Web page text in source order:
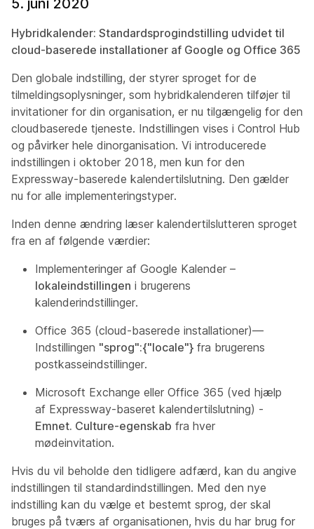
Hybridkalender: Standardsprogindstilling udvidet til
cloud-baserede installationer af Google og Office 365
Den globale indstilling, der styrer sproget for de
tilmeldingsoplysninger, som hybridkalenderen tilføjer til
invitationer for din organisation, er nu tilgængelig for den
cloudbaserede tjeneste. Indstillingen vises i Control Hub
og påvirker hele dinorganisation. Vi introducerede
indstillingen i oktober 2018, men kun for den
Expressway-baserede kalendertilslutning. Den gælder
nu for alle implementeringstyper.
Inden denne ændring læser kalendertilslutteren sproget
fra en af følgende værdier:
Implementeringer af Google Kalender –
lokaleindstillingen i brugerens
kalenderindstillinger.
Office 365 (cloud-baserede installationer)—
Indstillingen "sprog":{"locale"} fra brugerens
postkasseindstillinger.
Microsoft Exchange eller Office 365 (ved hjælp
af Expressway-baseret kalendertilslutning) -
Emnet. Culture-egenskab fra hver
mødeinvitation.
Hvis du vil beholde den tidligere adfærd, kan du angive
indstillingen til standardindstillingen. Med den nye
indstilling kan du vælge et bestemt sprog, der skal
bruges på tværs af organisationen, hvis du har brug for